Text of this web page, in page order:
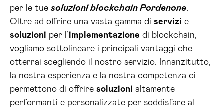
per le tue soluzioni blockchain Pordenone.
Oltre ad offrire una vasta gamma di servizi e
soluzioni per l’implementazione di blockchain,
vogliamo sottolineare i principali vantaggi che
otterrai scegliendo il nostro servizio. Innanzitutto,
la nostra esperienza e la nostra competenza ci
permettono di offrire soluzioni altamente
performanti e personalizzate per soddisfare al